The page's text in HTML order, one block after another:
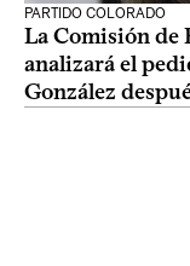
PARTIDO COLORADO
La Comisión de
analizará el
González